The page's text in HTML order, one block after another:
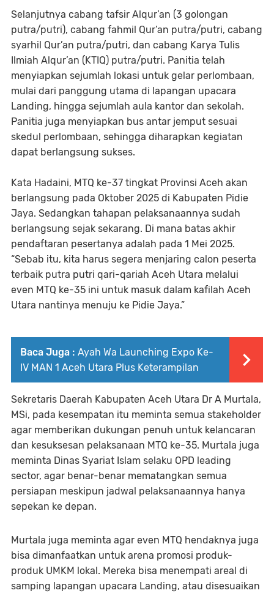
Selanjutnya cabang tafsir Alqur’an (3 golongan
putra/putri), cabang fahmil Qur’an putra/putri, cabang
syarhil Qur’an putra/putri, dan cabang Karya Tulis
Ilmiah Alqur’an (KTIQ) putra/putri. Panitia telah
menyiapkan sejumlah lokasi untuk gelar perlombaan,
mulai dari panggung utama di lapangan upacara
Landing, hingga sejumlah aula kantor dan sekolah.
Panitia juga menyiapkan bus antar jemput sesuai
skedul perlombaan, sehingga diharapkan kegiatan
dapat berlangsung sukses.
Kata Hadaini, MTQ ke-37 tingkat Provinsi Aceh akan
berlangsung pada Oktober 2025 di Kabupaten Pidie
Jaya. Sedangkan tahapan pelaksanaannya sudah
berlangsung sejak sekarang. Di mana batas akhir
pendaftaran pesertanya adalah pada 1 Mei 2025.
“Sebab itu, kita harus segera menjaring calon peserta
terbaik putra putri qari-qariah Aceh Utara melalui
even MTQ ke-35 ini untuk masuk dalam kafilah Aceh
Utara nantinya menuju ke Pidie Jaya.”
Baca Juga : Ayah Wa Launching Expo Ke-
IV MAN 1 Aceh Utara Plus Keterampilan
Sekretaris Daerah Kabupaten Aceh Utara Dr A Murtala,
MSi, pada kesempatan itu meminta semua stakeholder
agar memberikan dukungan penuh untuk kelancaran
dan kesuksesan pelaksanaan MTQ ke-35. Murtala juga
meminta Dinas Syariat Islam selaku OPD leading
sector, agar benar-benar mematangkan semua
persiapan meskipun jadwal pelaksanaannya hanya
sepekan ke depan.
Murtala juga meminta agar even MTQ hendaknya juga
bisa dimanfaatkan untuk arena promosi produk-
produk UMKM lokal. Mereka bisa menempati areal di
samping lapangan upacara Landing, atau disesuaikan